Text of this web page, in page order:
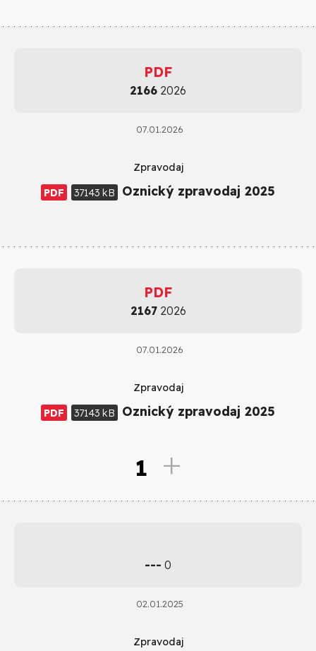
PDF
2166 2026
07.01.2026
Zpravodaj
PDF
37143 kB Oznický zpravodaj 2025
PDF
2167 2026
07.01.2026
Zpravodaj
PDF
37143 kB Oznický zpravodaj 2025
1
--- 0
02.01.2025
Zpravodaj